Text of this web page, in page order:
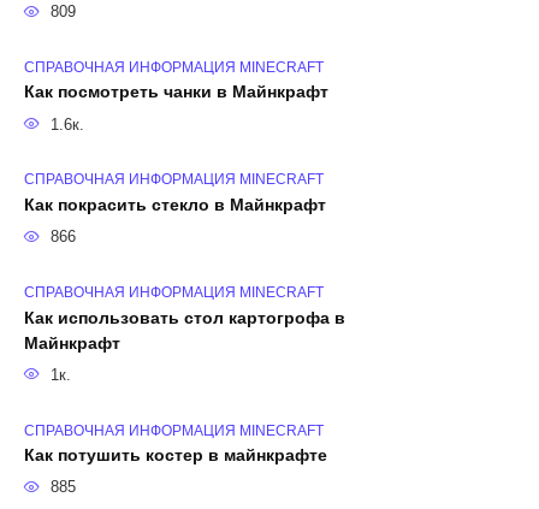
809
СПРАВОЧНАЯ ИНФОРМАЦИЯ MINECRAFT
Как посмотреть чанки в Майнкрафт
1.6к.
СПРАВОЧНАЯ ИНФОРМАЦИЯ MINECRAFT
Как покрасить стекло в Майнкрафт
866
СПРАВОЧНАЯ ИНФОРМАЦИЯ MINECRAFT
Как использовать стол картогрофа в
Майнкрафт
1к.
СПРАВОЧНАЯ ИНФОРМАЦИЯ MINECRAFT
Как потушить костер в майнкрафте
885